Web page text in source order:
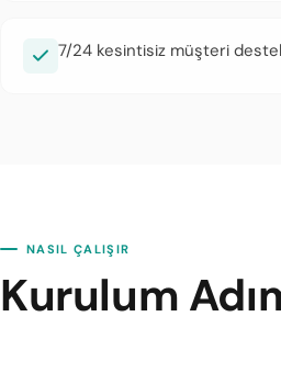
7/24 kesintisiz müşteri
NASIL ÇALIŞIR
Kurulum